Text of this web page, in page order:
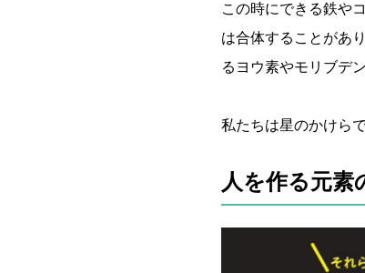
この時にできる鉄や
は合体することがあ
るヨウ素やモリブデ
私たちは星のかけら
人を作る元素